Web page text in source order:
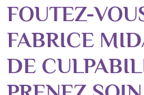
FOUTEZ-
FABRICE
DE